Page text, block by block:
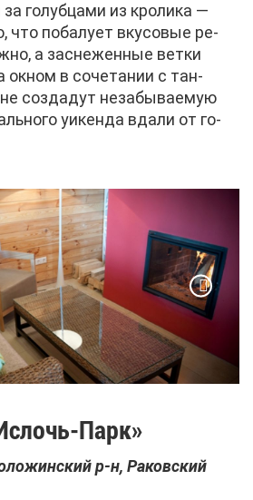
го­луб­ца­ми из кро­ли­ка —
что по­ба­лу­ет вку­со­вые ре­
а за­сне­жен­ные вет­ки
ок­ном в со­че­та­нии с тан­
со­зда­дут неза­бы­ва­е­мую
уи­кен­да вда­ли от го­
Парк»
р-н, Ра­ков­ский